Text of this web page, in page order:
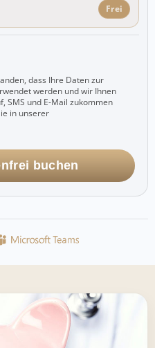
Frei
dass Ihre Daten zur
werden und wir Ihnen
SMS und E-Mail zukommen
in unserer
buchen